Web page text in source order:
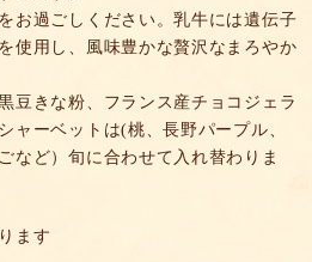
お過ごしください。乳牛には遺伝子
使用し、風味豊かな贅沢なまろやか
豆きな粉、フランス産チョコジェラ
ーベットは(桃、長野パープル、
など）旬に合わせて入れ替わりま
ます